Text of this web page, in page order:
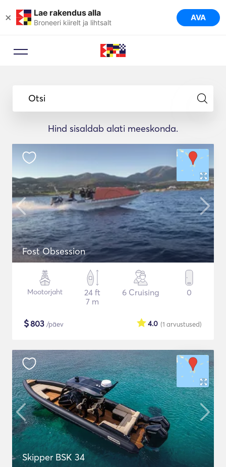
× Lae rakendus alla
Broneeri kiirelt ja lihtsalt AVA
Otsi
Hind sisaldab alati meeskonda.
Fost Obsession
Mootorjaht
24 ft
7 m
6 Cruising 0
$803 /päev (1 arvustused)
4.0
Skipper BSK 34